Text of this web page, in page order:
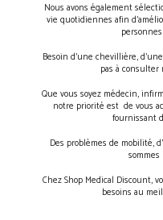
Nous avons également
vie quotidiennes afin
Besoin d’une chevillière,
pas à consulter
Que vous soyez médecin,
notre priorité est de vous
fournissant
Des problèmes de mobilité,
Chez Shop Medical Discount,
besoins au